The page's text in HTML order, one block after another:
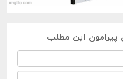
پیرامون این مطلب